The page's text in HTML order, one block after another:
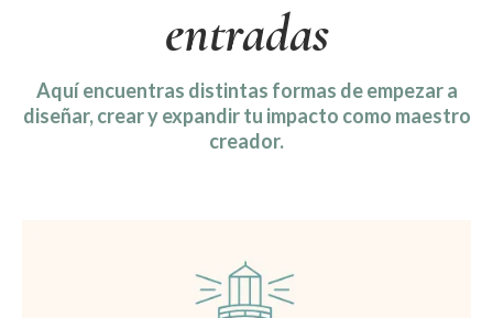
entradas
Aquí encuentras distintas formas de empezar a
diseñar, crear y expandir tu impacto como maestro
creador.